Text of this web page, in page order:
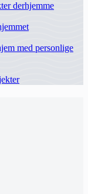
derhjemme
med personlige